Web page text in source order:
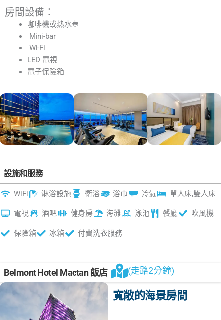
房間設備：
咖啡機或熱水壺
Mini-bar
Wi-Fi
LED 電視
電子保險箱
設施和服務
WiFi 淋浴設施 衛浴 浴巾 冷氣 單人床,雙人床
電視 酒吧 健身房 海灘 泳池 餐廳 吹風機
保險箱 冰箱 付費洗衣服務
Belmont Hotel Mactan 飯店 (走路2分鐘)
寬敞的海景房間